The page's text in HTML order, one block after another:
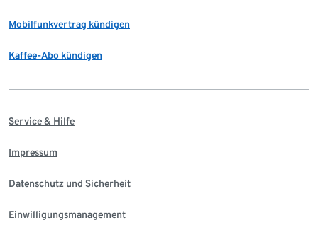
Mobilfunkvertrag kündigen
Kaffee-Abo kündigen
Service & Hilfe
Impressum
Datenschutz und Sicherheit
Einwilligungsmanagement